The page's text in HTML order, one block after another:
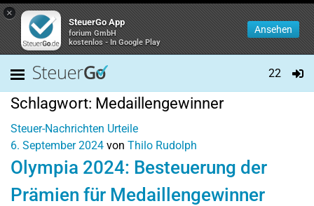
×
SteuerGo App
forium GmbH
kostenlos - In Google Play
Ansehen
22
Schlagwort: Medaillengewinner
Steuer-Nachrichten Urteile
6. September 2024 von Thilo Rudolph
Olympia 2024: Besteuerung der
Prämien für Medaillengewinner